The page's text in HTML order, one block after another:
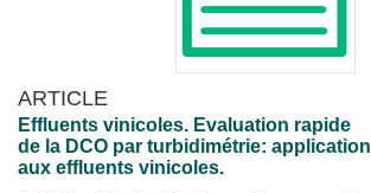
ARTICLE
Effluents vinicoles. Evaluation rapide
de la DCO par turbidimétrie: application
aux effluents vinicoles.